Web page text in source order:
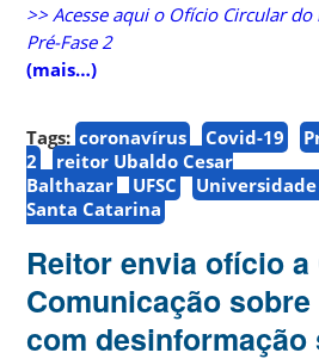
>> Acesse aqui o Ofício Circular
Pré-Fase 2
(mais…)
Tags: coronavírus Covid-19
2
reitor Ubaldo Cesar
Balthazar
UFSC
Santa Catarina
Reitor envia ofício a
Comunicação
com desinformação